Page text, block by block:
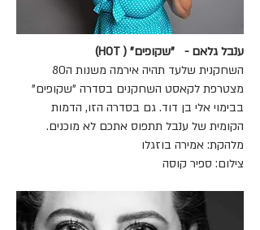
ענבל גלאם - "שקופים" ( HOT)
השחקנית שלעד תהיה אירמה משנות ה80
מצטרפת לקאסט השחקנים בסדרה "שקופים"
בבימוי אלי בן דוד. גם בסדרה הזו, הדמות
הקומית של ענבל תתפוס אתכם לא מוכנים.
מלהקת: אמירה בוזגלו
צילום: ספיר קוסה